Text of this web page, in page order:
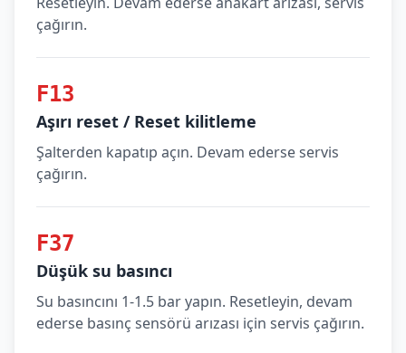
çağırın.
F13
Aşırı reset / Reset kilitleme
Şalterden kapatıp açın. Devam ederse servis
çağırın.
F37
Düşük su basıncı
Su basıncını 1-1.5 bar yapın. Resetleyin, devam
ederse basınç sensörü arızası için servis çağırın.